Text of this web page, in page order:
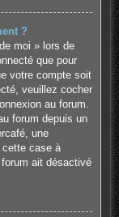
?
moi » lors de
que pour
votre compte soit
veuillez cocher
au forum.
forum depuis un
une
cette case à
ait désactivé